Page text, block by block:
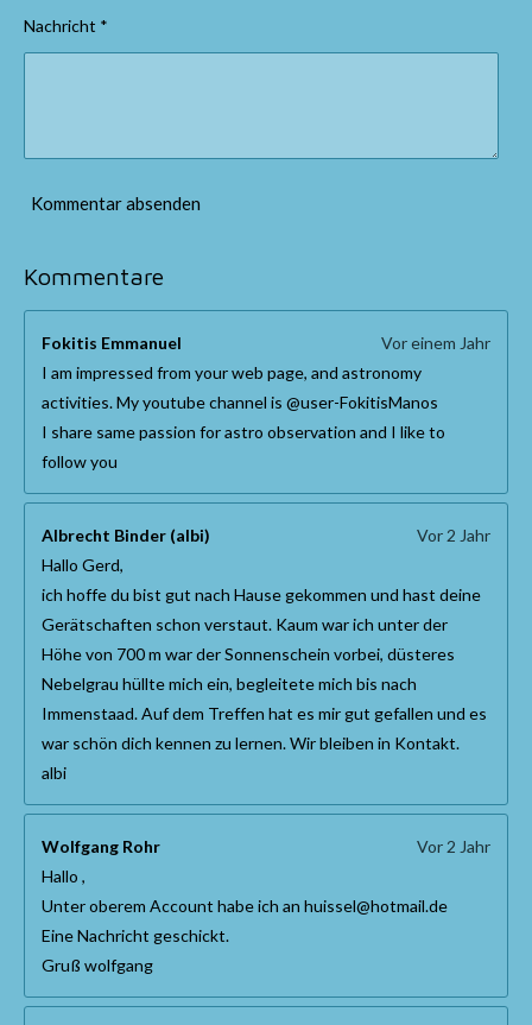
e
Nachricht *
Kommentar absenden
Kommentare
Fokitis Emmanuel
Vor einem Jahr
I am impressed from your web page, and astronomy
activities. My youtube channel is @user-FokitisManos
I share same passion for astro observation and I like to
follow you
Albrecht Binder (albi)
Vor 2 Jahr
Hallo Gerd,
ich hoffe du bist gut nach Hause gekommen und hast deine
Gerätschaften schon verstaut. Kaum war ich unter der
Höhe von 700 m war der Sonnenschein vorbei, düsteres
Nebelgrau hüllte mich ein, begleitete mich bis nach
Immenstaad. Auf dem Treffen hat es mir gut gefallen und es
war schön dich kennen zu lernen. Wir bleiben in Kontakt.
albi
Wolfgang Rohr
Vor 2 Jahr
Hallo ,
Unter oberem Account habe ich an huissel@hotmail.de
Eine Nachricht geschickt.
Gruß wolfgang